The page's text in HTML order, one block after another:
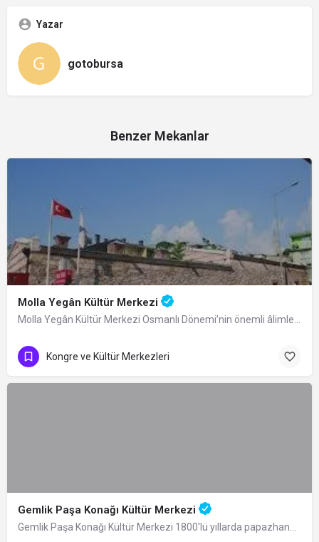
Yazar
gotobursa
Benzer Mekanlar
Molla Yegân Kültür Merkezi
Molla Yegân Kültür Merkezi Osmanlı Dönemi’nin önemli âlimlerinden Bursalı fıkıh…
Kongre ve Kültür Merkezleri
Gemlik Paşa Konağı Kültür Merkezi
Gemlik Paşa Konağı Kültür Merkezi 1800'lü yıllarda papazhane olarak inşa ettirilen…